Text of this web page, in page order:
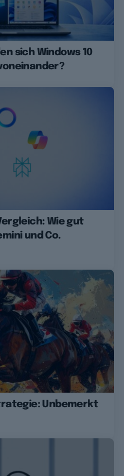
sich Windows 10
Wie gut
und Co.
Unbemerkt